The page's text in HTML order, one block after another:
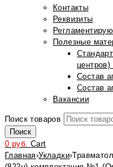
Контакты
Реквизиты
Полезные
центров)
Состав
Состав
Вакансии
Поиск товаров
Поиск
0 руб. Cart
Главная›Укладки›